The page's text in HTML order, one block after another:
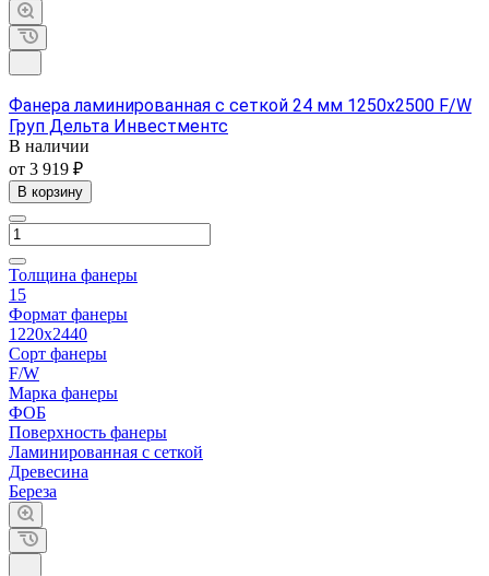
Фанера ламинированная с сеткой 24 мм 1250х2500 F/W
Груп Дельта Инвестментс
В наличии
от 3 919 ₽
В корзину
Толщина фанеры
15
Формат фанеры
1220х2440
Сорт фанеры
F/W
Марка фанеры
ФОБ
Поверхность фанеры
Ламинированная с сеткой
Древесина
Береза